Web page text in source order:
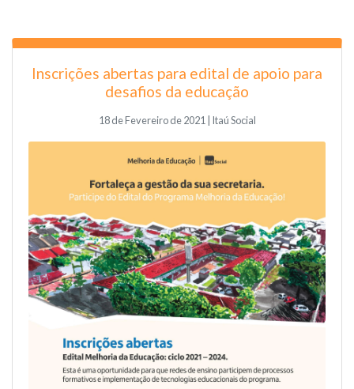
Inscrições abertas para edital de apoio para
desafios da educação
18 de Fevereiro de 2021 | Itaú Social